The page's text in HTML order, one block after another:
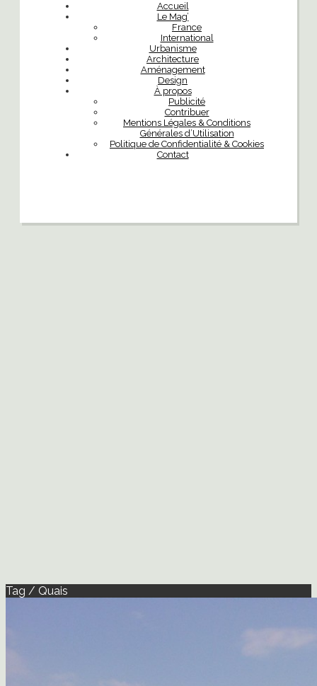
Accueil
Le Mag’
France
International
Urbanisme
Architecture
Aménagement
Design
À propos
Publicité
Contribuer
Mentions Légales & Conditions
Générales d’Utilisation
Politique de Confidentialité & Cookies
Contact
Tag / Quais